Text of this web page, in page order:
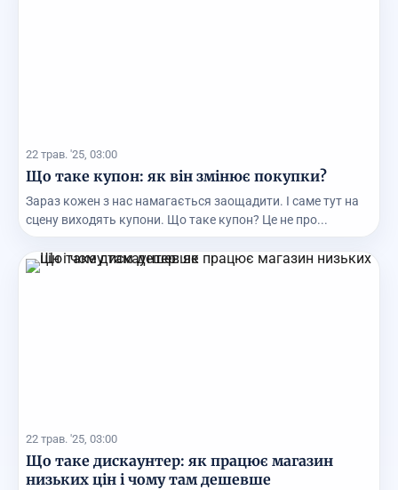
22 трав. '25, 03:00
Що таке купон: як він змінює покупки?
Зараз кожен з нас намагається заощадити. І саме тут на
сцену виходять купони. Що таке купон? Це не про...
22 трав. '25, 03:00
Що таке дискаунтер: як працює магазин
низьких цін і чому там дешевше